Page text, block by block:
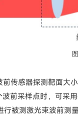
前传感器探测靶面大
前采样点时，可采
行被测激光束波前测